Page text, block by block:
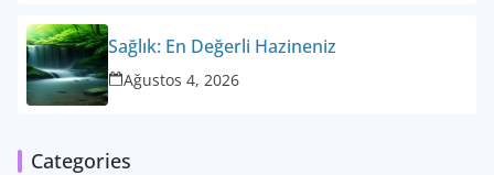
Sağlık: En Değerli Hazineniz
Ağustos 4, 2026
Categories